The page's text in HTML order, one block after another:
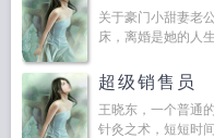
关于豪门小甜妻老
床，离婚是她的人
超级销售员
王晓东，一个普通
针灸之术，短短时